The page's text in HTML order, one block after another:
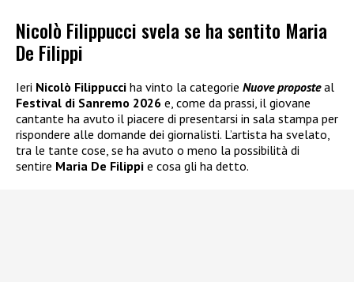
Nicolò Filippucci svela se ha sentito Maria
De Filippi
Ieri Nicolò Filippucci ha vinto la categorie Nuove proposteal
Festival di Sanremo 2026 e, come da prassi, il giovane
cantante ha avuto il piacere di presentarsi in sala stampa per
rispondere alle domande dei giornalisti. L’artista ha svelato,
tra le tante cose, se ha avuto o meno la possibilità di
sentire Maria De Filippi e cosa gli ha detto.